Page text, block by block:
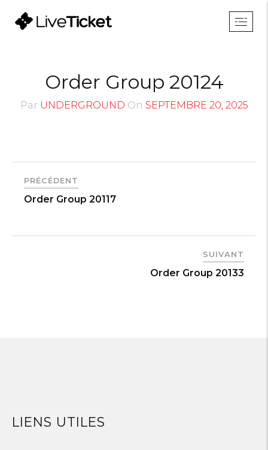
Order Group 20124
Par UNDERGROUND On SEPTEMBRE 20, 2025
PRÉCÉDENT
Order Group 20117
SUIVANT
Order Group 20133
LIENS UTILES